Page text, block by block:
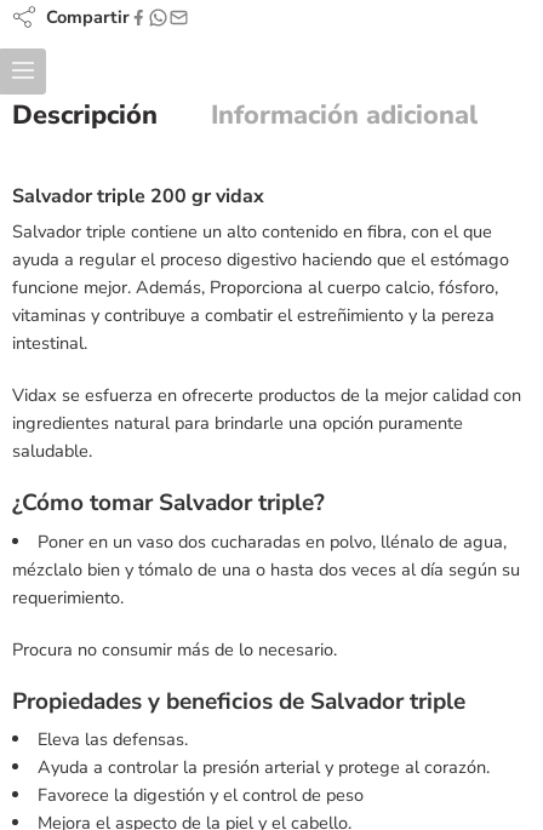
Compartir
Descripción Información adicional
Salvador triple 200 gr vidax
Salvador triple contiene un alto contenido en fibra, con el que
ayuda a regular el proceso digestivo haciendo que el estómago
funcione mejor. Además, Proporciona al cuerpo calcio, fósforo,
vitaminas y contribuye a combatir el estreñimiento y la pereza
intestinal.
Vidax se esfuerza en ofrecerte productos de la mejor calidad con
ingredientes natural para brindarle una opción puramente
saludable.
¿Cómo tomar Salvador triple?
Poner en un vaso dos cucharadas en polvo, llénalo de agua,
mézclalo bien y tómalo de una o hasta dos veces al día según su
requerimiento.
Procura no consumir más de lo necesario.
Propiedades y beneficios de Salvador triple
Eleva las defensas.
Ayuda a controlar la presión arterial y protege al corazón.
Favorece la digestión y el control de peso
Mejora el aspecto de la piel y el cabello.